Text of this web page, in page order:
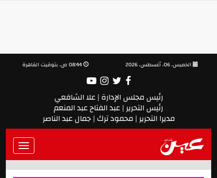
رئيس مجلس الإدارة | علا الشافعي
رئيس التحرير | عبد الفتاح عبد المنعم
مديرا التحرير | محمود ترك | جمال عبد الناصر
Toggle